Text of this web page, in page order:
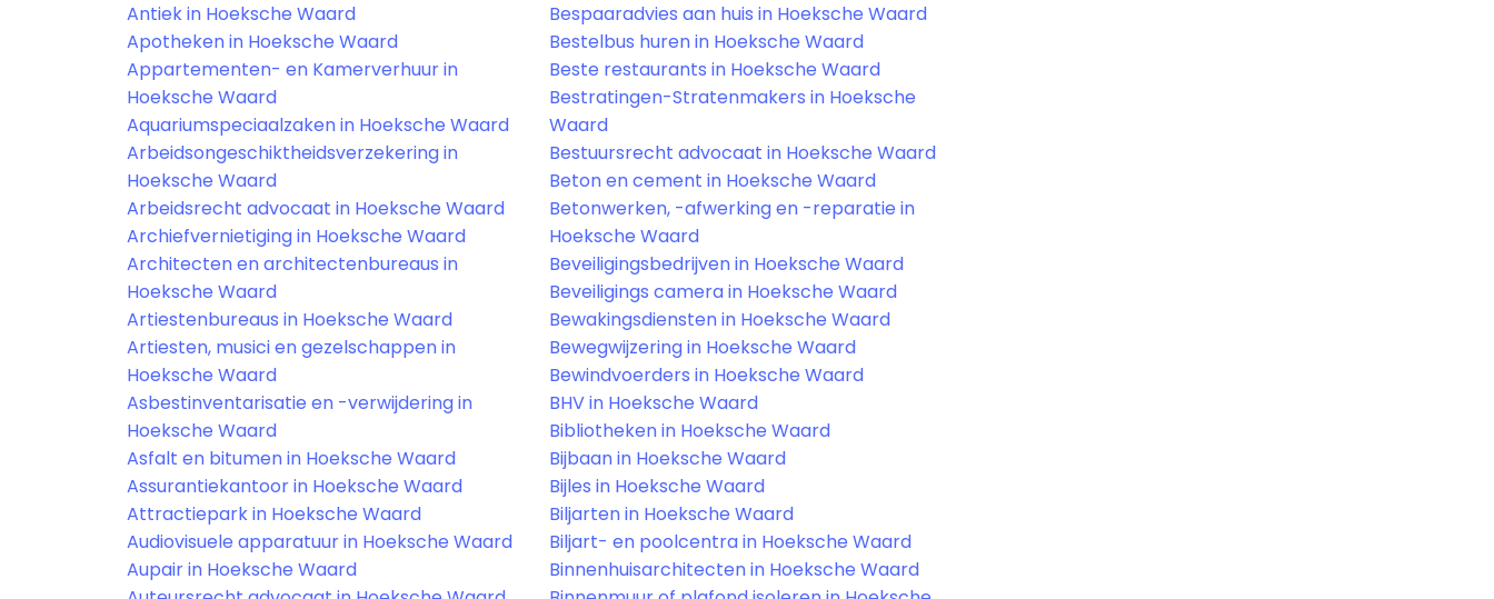
Antiek in Hoeksche Waard
Apotheken in Hoeksche Waard
Appartementen- en Kamerverhuur in
Hoeksche Waard
Aquariumspeciaalzaken in Hoeksche Waard
Arbeidsongeschiktheidsverzekering in
Hoeksche Waard
Arbeidsrecht advocaat in Hoeksche Waard
Archiefvernietiging in Hoeksche Waard
Architecten en architectenbureaus in
Hoeksche Waard
Artiestenbureaus in Hoeksche Waard
Artiesten, musici en gezelschappen in
Hoeksche Waard
Asbestinventarisatie en -verwijdering in
Hoeksche Waard
Asfalt en bitumen in Hoeksche Waard
Assurantiekantoor in Hoeksche Waard
Attractiepark in Hoeksche Waard
Audiovisuele apparatuur in Hoeksche Waard
Aupair in Hoeksche Waard
Bespaaradvies aan huis in Hoeksche Waard
Bestelbus huren in Hoeksche Waard
Beste restaurants in Hoeksche Waard
Bestratingen-Stratenmakers in Hoeksche
Waard
Bestuursrecht advocaat in Hoeksche Waard
Beton en cement in Hoeksche Waard
Betonwerken, -afwerking en -reparatie in
Hoeksche Waard
Beveiligingsbedrijven in Hoeksche Waard
Beveiligings camera in Hoeksche Waard
Bewakingsdiensten in Hoeksche Waard
Bewegwijzering in Hoeksche Waard
Bewindvoerders in Hoeksche Waard
BHV in Hoeksche Waard
Bibliotheken in Hoeksche Waard
Bijbaan in Hoeksche Waard
Bijles in Hoeksche Waard
Biljarten in Hoeksche Waard
Biljart- en poolcentra in Hoeksche Waard
Binnenhuisarchitecten in Hoeksche Waard